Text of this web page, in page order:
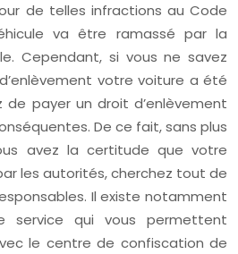
de telles infractions au Code
va être ramassé par la
Cependant, si vous ne savez
votre voiture a été
de payer un droit d’enlèvement
De ce fait, sans plus
avez la certitude que votre
les autorités, cherchez tout de
Il existe notamment
service qui vous permettent
le centre de confiscation de